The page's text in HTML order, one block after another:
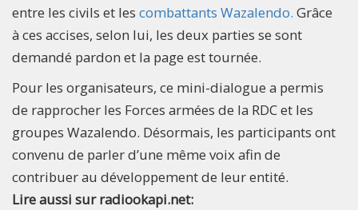
entre les civils et les combattants Wazalendo. Grâce
à ces accises, selon lui, les deux parties se sont
demandé pardon et la page est tournée.
Pour les organisateurs, ce mini-dialogue a permis
de rapprocher les Forces armées de la RDC et les
groupes Wazalendo. Désormais, les participants ont
convenu de parler d’une même voix afin de
contribuer au développement de leur entité.
Lire aussi sur radiookapi.net: